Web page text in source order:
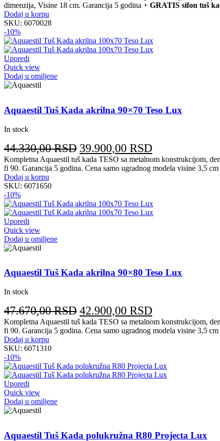
je
30.390,00 RSD.
je:
dimenzija, Visine 18 cm. Garancija 5 godina + GRATIS sifon tuš
Dodaj u korpu
SKU: 6070028
-10%
Uporedi
Quick view
Dodaj u omiljene
Aquaestil Tuš Kada akrilna 90×70 Teso Lux
In stock
44.330,00RSD Originalna
cena
je
44.330,00 RSD.
39.900,00 RSDTrenutna
cena
je:
Kompletna Aquaestil tuš kada TESO sa metalnom konstrukcijom,
fi 90. Garancija 5 godina. Cena samo ugradnog modela visine 3,5 cm
Dodaj u korpu
SKU: 6071650
-10%
Uporedi
Quick view
Dodaj u omiljene
Aquaestil Tuš Kada akrilna 90×80 Teso Lux
In stock
47.670,00RSD Originalna
cena
je
47.670,00 RSD.
42.900,00 RSDTrenutna
cena
je:
Kompletna Aquaestil tuš kada TESO sa metalnom konstrukcijom,
fi 90. Garancija 5 godina. Cena samo ugradnog modela visine 3,5 cm
Dodaj u korpu
SKU: 6071310
-10%
Uporedi
Quick view
Dodaj u omiljene
Aquaestil Tuš Kada polukružna R80 Projecta Lux